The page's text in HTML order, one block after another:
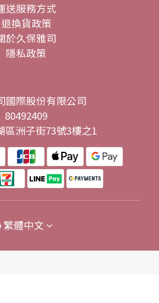
送服務方式
退換貨政策
於久保雅司
隱私政策
國際股份有限公司
80492409
區洲子街73號3樓之1
繁體中文